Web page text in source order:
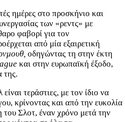
ημέρες στο προσκήνιο και
των «ρεντς» με
φαβορί για τον
από μία εξαιρετική
οδηγώντας τη στην έκτη
και στην ευρωπαϊκή έξοδο,
της.
τεράστιες, με τον ίδιο να
κρίνοντας και από την ευκολία
Σλοτ, έναν χρόνο μετά την